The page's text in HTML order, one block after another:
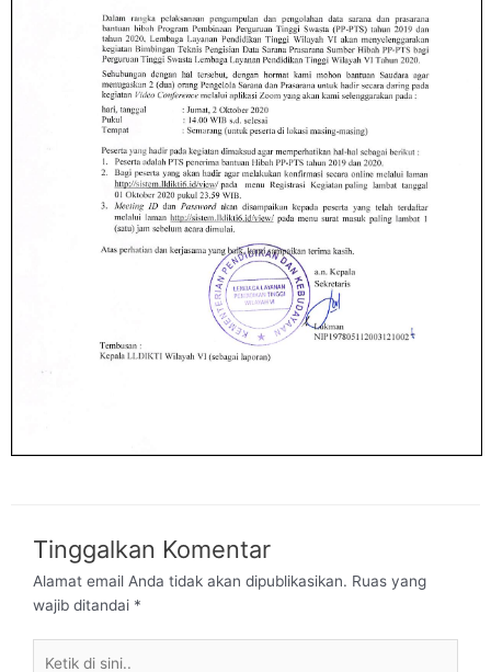
Tinggalkan Komentar
Alamat email Anda tidak akan dipublikasikan. Ruas yang
wajib ditandai *